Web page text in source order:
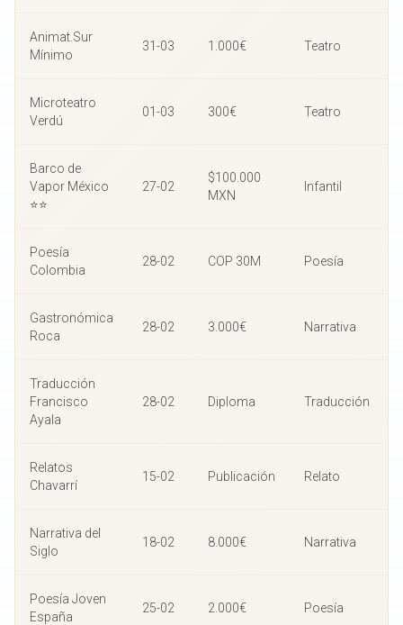
Animat.Sur
Mínimo
31-03 1.000€ Teatro
Microteatro
Verdú
01-03 300€ Teatro
Barco de
Vapor México
⭐⭐
27-02
$100.000
MXN
Infantil
Poesía
Colombia
28-02 COP 30M Poesía
Gastronómica
Roca
28-02 3.000€ Narrativa
Traducción
Francisco
Ayala
28-02 Diploma Traducción
Relatos
Chavarrí
15-02 Publicación Relato
Narrativa del
Siglo
18-02 8.000€ Narrativa
Poesía Joven
España
25-02 2.000€ Poesía